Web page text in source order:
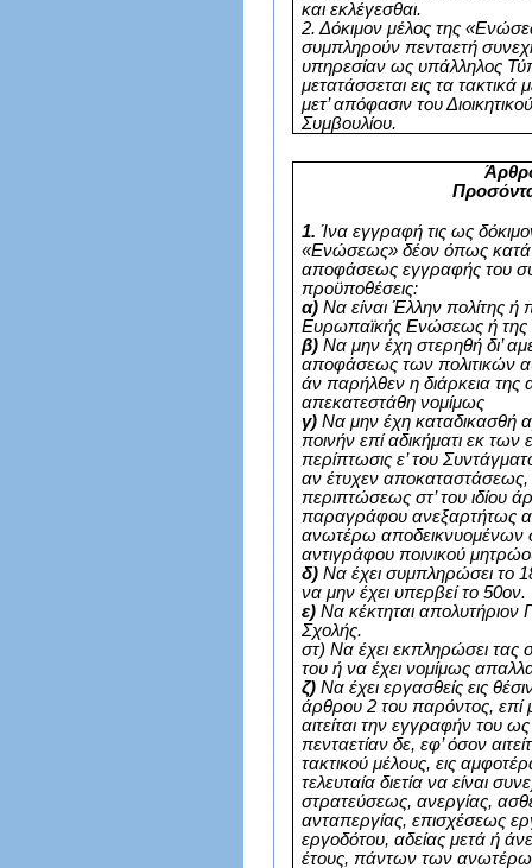
και εκλέγεσθαι.
2. Δόκιμον μέλος της
συμπληρούν πενταετή
υπηρεσίαν ως υπάλληλος
μετατάσσεται εις τα τακτικά
μετ’ απόφασιν του
Συμβουλίου.
1. Ίνα εγγραφή τις ως
«Ενώσεως» δέον όπως κατά
αποφάσεως εγγραφής του
προϋποθέσεις:
α) Να είναι Έλλην πολίτης ή
Ευρωπαϊκής Ενώσεως ή της
β) Να μην έχη στερηθή δι’
αποφάσεως των πολιτικών
άν παρήλθεν η διάρκεια
απεκατεστάθη νομίμως
γ) Να μην έχη καταδικασθή
ποινήν επί αδικήματι εκ
περίπτωσις ε’ του
αν έτυχεν αποκαταστάσεως,
περιπτώσεως στ’ του ιδίου
παραγράφου ανεξαρτήτως
ανωτέρω αποδεικνυομένων
αντιγράφου ποινικού
δ) Να έχει συμπληρώσει το
να μην έχει υπερβεί το 50ον.
ε) Να κέκτηται απολυτήριον
Σχολής.
στ) Να έχει εκπληρώσει τας
του ή να έχει νομίμως
ζ) Να έχει εργασθείς εις
άρθρου 2 του παρόντος, επί
αιτείται την εγγραφήν του
πενταετίαν δε, εφ’ όσον
τακτικού μέλους, εις
τελευταία διετία να είναι
στρατεύσεως, ανεργίας,
ανταπεργίας, επισχέσεως
εργοδότου, αδείας μετά ή
έτους, πάντων των ανωτέρω